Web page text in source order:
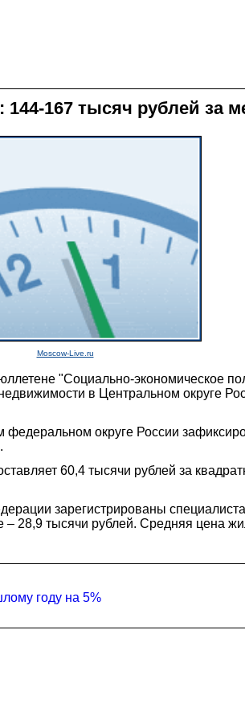
167 тысяч рублей за
Moscow-Live.ru
"Социально-экономическое
в Центральном округе
округе России
60,4 тысячи рублей за
зарегистрированы
28,9 тысячи рублей. Средняя цена
году на 5%